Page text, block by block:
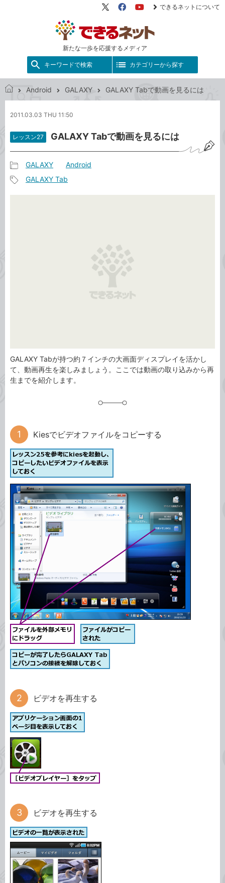
新たな一歩を応援するメディア
X（旧
FacebookYouTube
できるネットについて
キーワードで検索 カテゴリーから探す
る
ッ
ト
Android GALAXY GALAXY Tabで動画を見るには
2011.03.03 THU 11:50
レッスン27 GALAXY Tabで動画を見るには
事
カ
GALAXY Android
GALAXY Tab
GALAXY Tabが持つ約７インチの大画面ディスプレイを活かし
て、動画再生を楽しみましょう。ここでは動画の取り込みから再
生までを紹介します。
Kiesでビデオファイルをコピーする
ビデオを再生する
ビデオを再生する